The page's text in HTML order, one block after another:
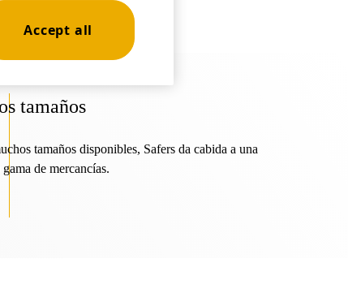
tamaños
tamaños disponibles, Safers da cabida a una
de mercancías.
Accept all